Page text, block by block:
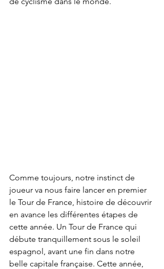
Comme toujours, notre instinct de
joueur va nous faire lancer en premier
le Tour de France, histoire de découvrir
en avance les différentes étapes de
cette année. Un Tour de France qui
débute tranquillement sous le soleil
espagnol, avant une fin dans notre
belle capitale française. Cette année,